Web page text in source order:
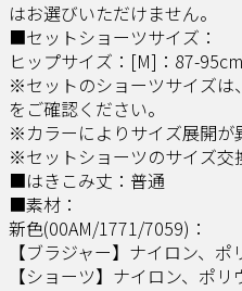
はお選びいただけません。
■セットショーツサイズ：
ヒップサイズ：[M]：87-
※セットのショーツサイズは
をご確認ください。
※カラーによりサイズ展開が
※セットショーツのサイズ交
■はきこみ丈：普通
■素材：
新色(00AM/1771/7059)：
【ブラジャー】ナイロン、
【ショーツ】ナイロン、ポ